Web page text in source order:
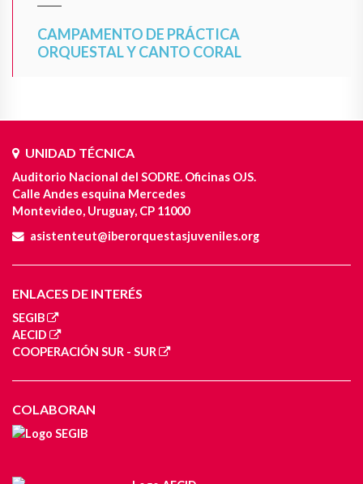
CAMPAMENTO DE PRÁCTICA
ORQUESTAL Y CANTO CORAL
UNIDAD TÉCNICA
Auditorio Nacional del SODRE. Oficinas OJS.
Calle Andes esquina Mercedes
Montevideo, Uruguay, CP 11000
asistenteut@iberorquestasjuveniles.org
ENLACES DE INTERÉS
SEGIB
AECID
COOPERACIÓN SUR - SUR
COLABORAN